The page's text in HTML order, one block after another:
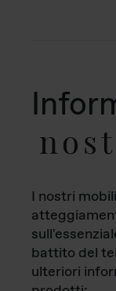
I nostri
battito del
ulteriori